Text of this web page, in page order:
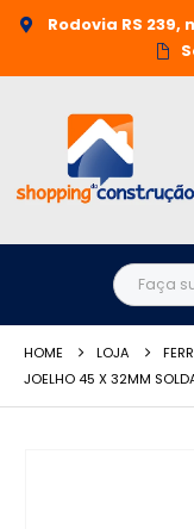
Rodovia RS 239,
HOME LOJA
JOELHO 45 X 32MM